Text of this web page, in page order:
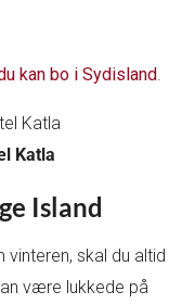
kan bo i Sydisland.
Katla
Island
skal du altid
være lukkede på